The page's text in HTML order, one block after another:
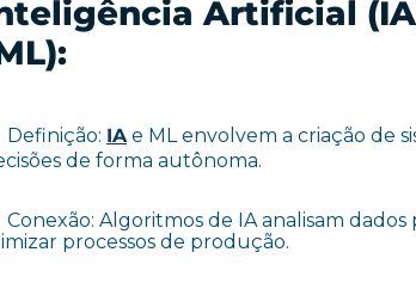
Artificial
Definição: IA e ML envolvem a criação de
de forma autônoma.
Conexão: Algoritmos de IA analisam
processos de produção.